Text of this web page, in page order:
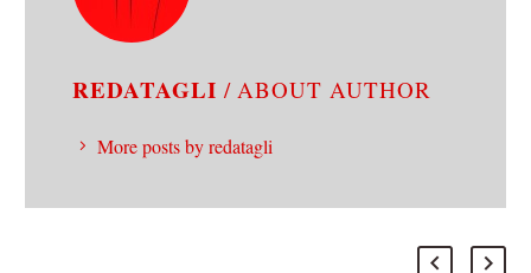
REDATAGLI / ABOUT AUTHOR
More posts by redatagli